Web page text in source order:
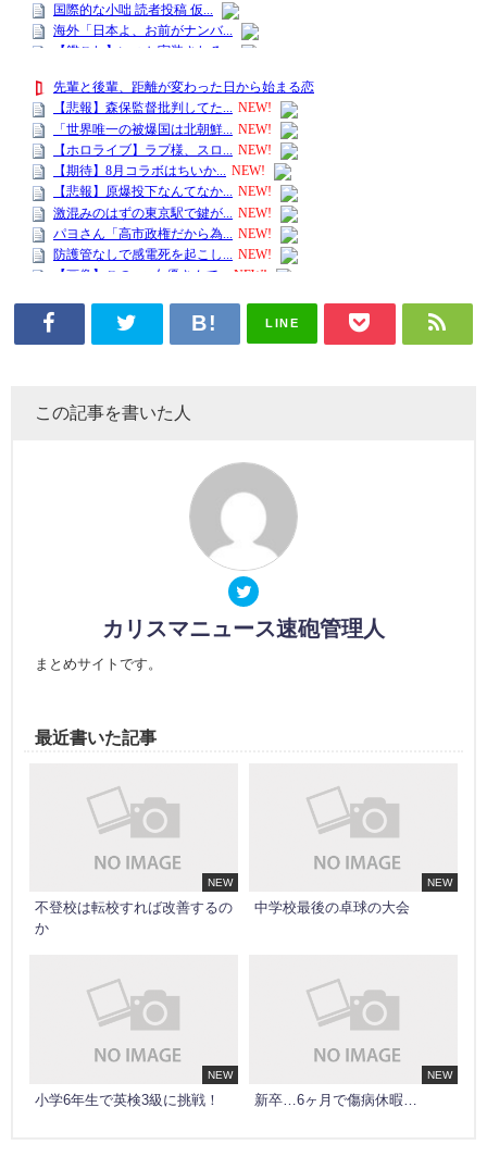
LINE
この記事を書いた人
カリスマニュース速砲管理人
まとめサイトです。
最近書いた記事
NEW
不登校は転校すれば改善するの
か
NEW
中学校最後の卓球の大会
NEW
小学6年生で英検3級に挑戦！
NEW
新卒…6ヶ月で傷病休暇…